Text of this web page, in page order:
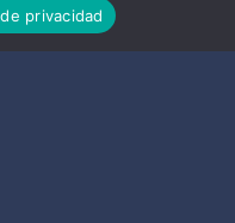
privacidad